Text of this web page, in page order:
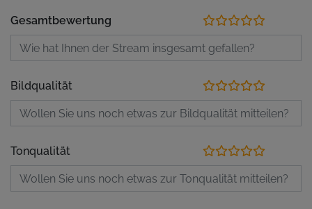
Gesamtbewertung
Bildqualität
Tonqualität